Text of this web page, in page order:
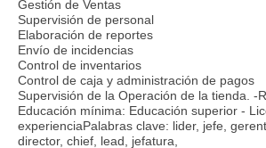
Gestión de Ventas
Supervisión de personal
Elaboración de reportes
Envío de incidencias
Control de inventarios
Control de caja y administración de pagos
Supervisión de la Operación de la tienda. -
Educación mínima: Educación superior -
experienciaPalabras clave: lider, jefe,
director, chief, lead, jefatura,